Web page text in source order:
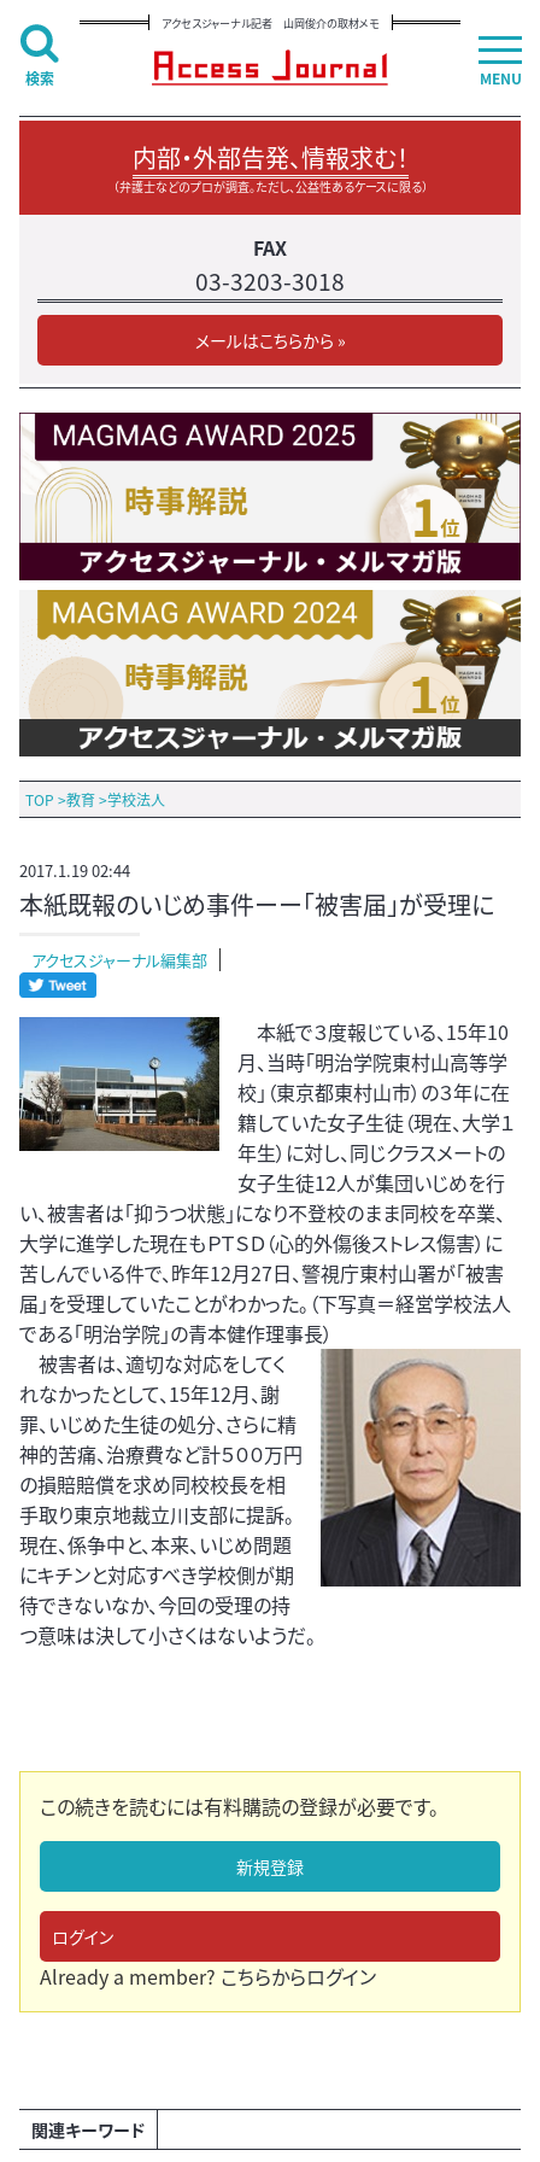
アクセスジャーナル記者 山岡俊介の取材メモ
内部・外部告発、情報求む！
（弁護士などのプロが調査。ただし、公益性あるケースに限る）
FAX
03-3203-3018
メールはこちらから »
TOP >教育>学校法人
2017.1.19 02:44
本紙既報のいじめ事件ーー「被害届」が受理に
アクセスジャーナル編集部
本紙で３度報じている、15年10
月、当時「明治学院東村山高等学
校」（東京都東村山市）の３年に在
籍していた女子生徒（現在、大学１
年生）に対し、同じクラスメートの
女子生徒12人が集団いじめを行
い、被害者は「抑うつ状態」になり不登校のまま同校を卒業、
大学に進学した現在もＰＴＳＤ（心的外傷後ストレス傷害）に
苦しんでいる件で、昨年12月27日、警視庁東村山署が「被害
届」を受理していたことがわかった。（下写真＝経営学校法人
である「明治学院」の青本健作理事長）
被害者は、適切な対応をしてく
れなかったとして、15年12月、謝
罪、いじめた生徒の処分、さらに精
神的苦痛、治療費など計５００万円
の損賠賠償を求め同校校長を相
手取り東京地裁立川支部に提訴。
現在、係争中と、本来、いじめ問題
にキチンと対応すべき学校側が期
待できないなか、今回の受理の持
つ意味は決して小さくはないようだ。
この続きを読むには有料購読の登録が必要です。
新規登録
ログイン
Already a member? こちらからログイン
関連キーワード
MENU
検索